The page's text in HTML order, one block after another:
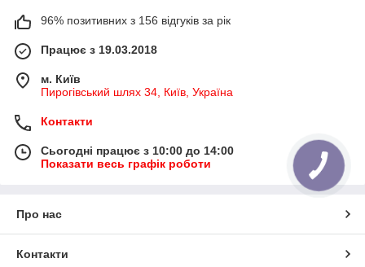
96% позитивних з 156 відгуків за рік
Працює з 19.03.2018
м. Київ
Пирогівський шлях 34, Київ, Україна
Контакти
Сьогодні працює з 10:00 до 14:00
Показати весь графік роботи
Про нас
Контакти